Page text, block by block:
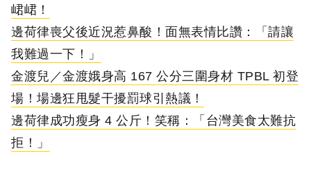
峮峮！
邊荷律喪父後近況惹鼻酸！面無表情比讚：「請讓
我難過一下！」
金渡兒／金渡娥身高 167 公分三圍身材 TPBL 初登
場！場邊狂甩髮干擾罰球引熱議！
邊荷律成功瘦身 4 公斤！笑稱：「台灣美食太難抗
拒！」